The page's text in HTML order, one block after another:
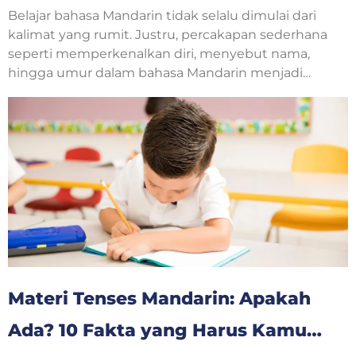
Yuk, Belajar Bersama!
Belajar bahasa Mandarin tidak selalu dimulai dari
kalimat yang rumit. Justru, percakapan sederhana
seperti memperkenalkan diri, menyebut nama,
hingga umur dalam bahasa Mandarin menjadi
berkenalan dengan teman baru, guru, atau
mengikuti kelas bahasa Mandarin, pertanyaan
tentang usia sering muncul dalam percakapan
sehari-hari.
Materi Tenses Mandarin: Apakah
Ada? 10 Fakta yang Harus Kamu